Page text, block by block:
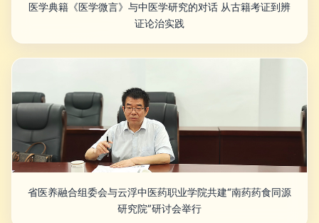
医学典籍《医学微言》与中医学研究的对话 从古籍考证到辨
证论治实践
省医养融合组委会与云浮中医药职业学院共建“南药药食同源
研究院”研讨会举行